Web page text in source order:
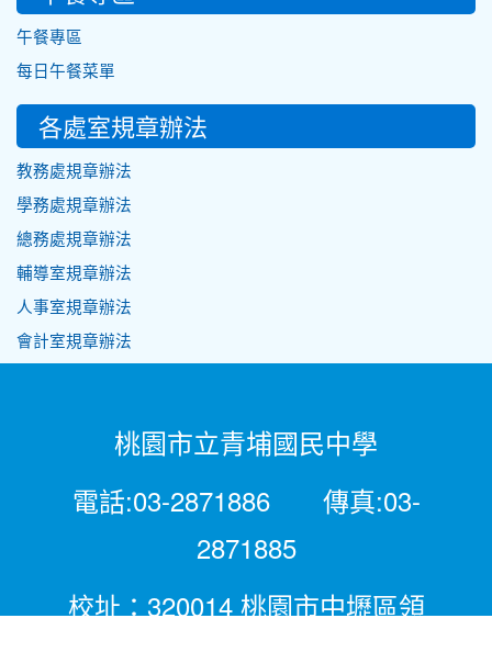
午餐專區
每日午餐菜單
各處室規章辦法
教務處規章辦法
學務處規章辦法
總務處規章辦法
輔導室規章辦法
人事室規章辦法
會計室規章辦法
桃園市立青埔國民中學
電話:03-2871886 傳真:03-
2871885
校址：320014 桃園市中壢區領